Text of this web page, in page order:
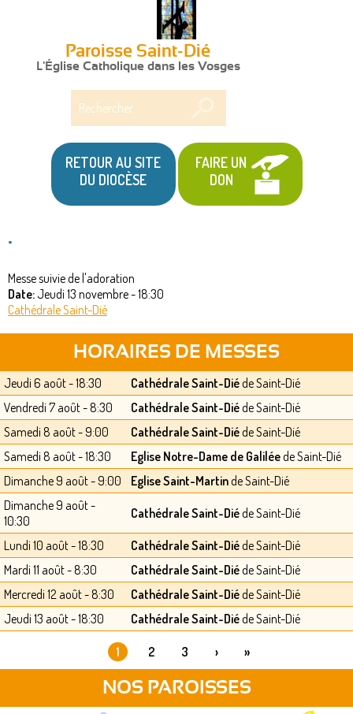
Paroisse Saint-Dié
L'Église Catholique dans les Vosges
RETOUR AU SITE
DU DIOCÈSE
FAIRE UN
DON
.
Messe suivie de l'adoration
Date: Jeudi 13 novembre - 18:30
Cathédrale Saint-Dié
HORAIRES DE MESSES
Jeudi 6 août - 18:30 Cathédrale Saint-Diéde Saint-Dié
Vendredi 7 août - 8:30
Cathédrale Saint-Diéde Saint-Dié
Samedi 8 août - 9:00
Cathédrale Saint-Diéde Saint-Dié
Samedi 8 août - 18:30
Eglise Notre-Dame de Galiléede Saint-Dié
Dimanche 9 août - 9:00
Eglise Saint-Martinde Saint-Dié
Dimanche 9 août -
10:30
Cathédrale Saint-Diéde Saint-Dié
Lundi 10 août - 18:30 Cathédrale Saint-Diéde Saint-Dié
Mardi 11 août - 8:30
Cathédrale Saint-Diéde Saint-Dié
Mercredi 12 août - 8:30
Cathédrale Saint-Diéde Saint-Dié
Jeudi 13 août - 18:30
Cathédrale Saint-Diéde Saint-Dié
1 2 3 › »
NOS PAROISSES